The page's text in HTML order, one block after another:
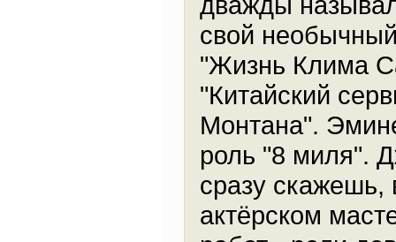
свой
"Жизнь Клима
"Китайский
Монтана".
роль "8 миля".
сразу
актёрском